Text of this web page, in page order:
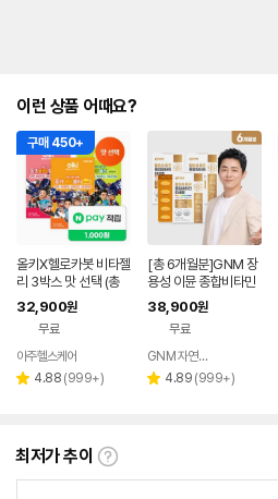
이런 상품 어때요?
구매 450+
올키X헬로카봇 비타젤
리 3박스 맛 선택 (총
45포) 성장기 어린이
아연 비타민 젤리
32,900원
무료
페이
아주헬스케어
별 4.88 리
(999+)
[총 6개월분]GNM 장
용성 이뮨 종합비타민
미네랄 60정 x 3박스
/ 멀티비타민
38,900원
무료
페이
GNM 자연의품격
별 4.89 리
(999+)
최저가 추이
최